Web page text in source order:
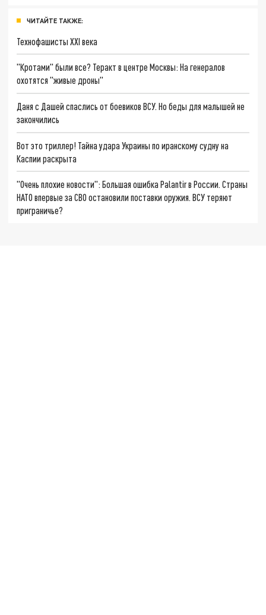
ЧИТАЙТЕ ТАКЖЕ:
Технофашисты XXI века
"Кротами" были все? Теракт в центре Москвы: На генералов
охотятся "живые дроны"
Даня с Дашей спаслись от боевиков ВСУ. Но беды для малышей не
закончились
Вот это триллер! Тайна удара Украины по иранскому судну на
Каспии раскрыта
"Очень плохие новости": Большая ошибка Palantir в России. Страны
НАТО впервые за СВО остановили поставки оружия. ВСУ теряют
приграничье?